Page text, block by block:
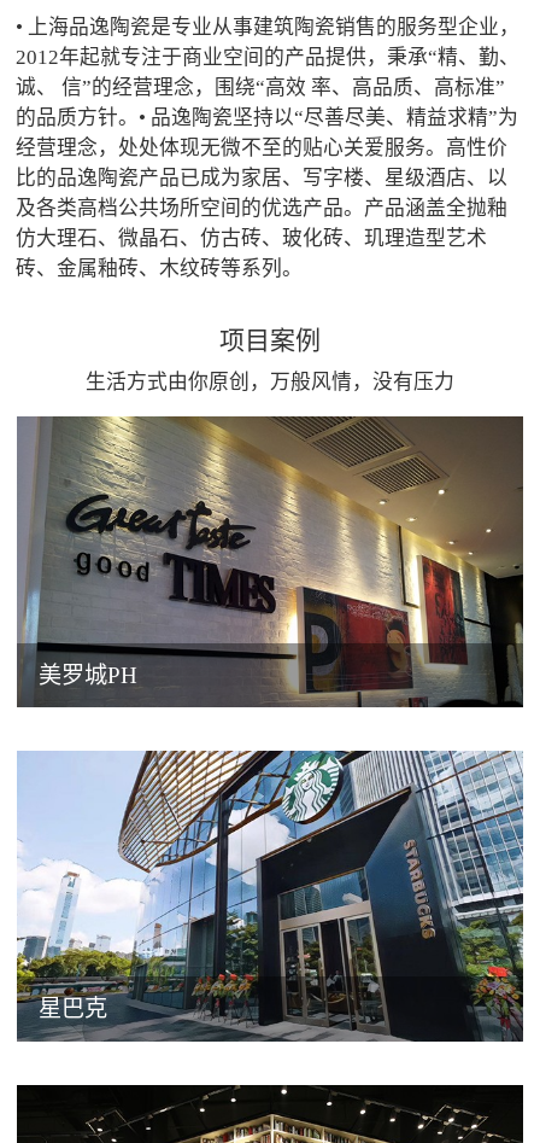
• 上海品逸陶瓷是专业从事建筑陶瓷销售的服务型企业，
2012年起就专注于商业空间的产品提供，秉承“精、勤、
诚、 信”的经营理念，围绕“高效 率、高品质、高标准”
的品质方针。• 品逸陶瓷坚持以“尽善尽美、精益求精”为
经营理念，处处体现无微不至的贴心关爱服务。高性价
比的品逸陶瓷产品已成为家居、写字楼、星级酒店、以
及各类高档公共场所空间的优选产品。产品涵盖全抛釉
仿大理石、微晶石、仿古砖、玻化砖、玑理造型艺术
砖、金属釉砖、木纹砖等系列。
项目案例
生活方式由你原创，万般风情，没有压力
美罗城PH
星巴克